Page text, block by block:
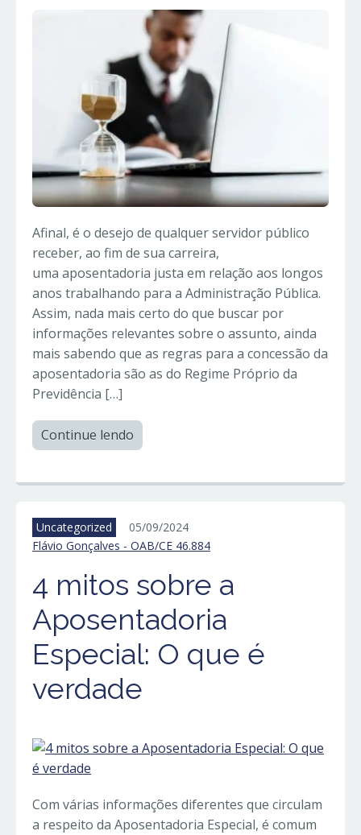
Afinal, é o desejo de qualquer servidor público
receber, ao fim de sua carreira,
uma aposentadoria justa em relação aos longos
anos trabalhando para a Administração Pública.
Assim, nada mais certo do que buscar por
informações relevantes sobre o assunto, ainda
mais sabendo que as regras para a concessão da
aposentadoria são as do Regime Próprio da
Previdência […]
Continue lendo
Uncategorized
05/09/2024
Flávio Gonçalves - OAB/CE 46.884
4 mitos sobre a
Aposentadoria
Especial: O que é
verdade
Com várias informações diferentes que circulam
a respeito da Aposentadoria Especial, é comum